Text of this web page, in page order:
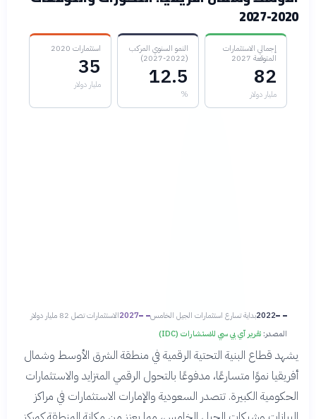
2020-2027
إجمالي الاستثمارات
المتوقعة 2027
82
مليار دولار
النمو السنوي المركب
(2022-2027)
12.5
%
استثمارات 2020
35
مليار دولار
2022بداية تسارع استثمارات الجيل الخامس 2027الاستثمارات تصل 82 مليار دولار
المصدر: تقرير آي بي سي للاستشارات (IDC)
يشهد قطاع البنية التحتية الرقمية في منطقة الشرق الأوسط وشمال
أفريقيا نموًا متسارعًا، مدفوعًا بالتحول الرقمي المتزايد والاستثمارات
الحكومية الكبيرة. تتصدر السعودية والإمارات الاستثمارات في مراكز